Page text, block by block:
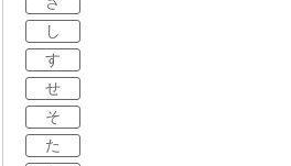
し
す
せ
そ
た